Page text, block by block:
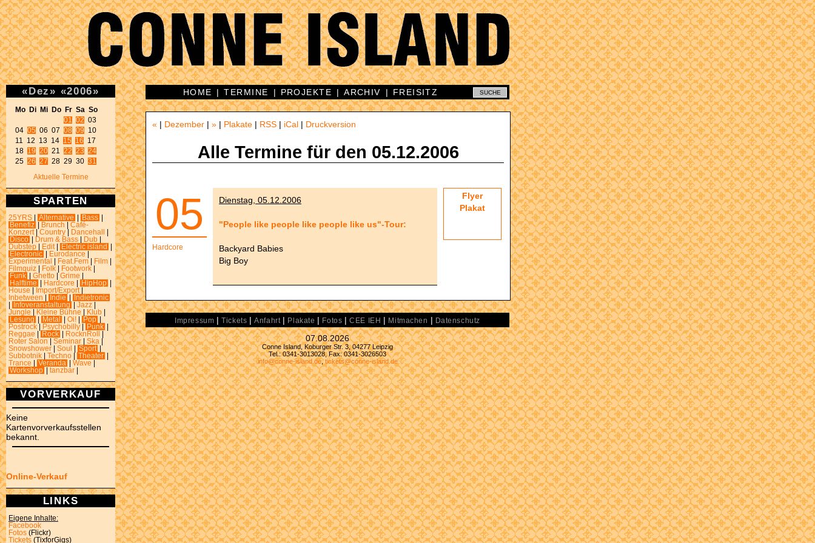
«Dez » «2006»
Mo Di Mi Do Fr Sa So
01
02 03
04 05 06 07 08 09 10
11 12 13 14 15 16 17
18 19 20 21 22 23 24
25 26 27 28 29 30 31
Aktuelle Termine
SPARTEN
25YRS Alternative Bass
Benefiz
Brunch
Café-
Konzert
Country Dancehall
Disco
Drum & Bass Dub
Dubstep
Edit Electric island
Electronic
Eurodance
Experimental
Feat.Fem Film
Filmquiz
Folk Footwork
Funk
Ghetto Grime
Halftime
Hardcore HipHop
House
Import/Export
Inbetween
Indie
Indietronic
Infoveranstaltung Jazz
Jungle
Kleine Bühne Klub
Lesung
Metal Oi! Pop
Postrock
Psychobilly Punk
Reggae
Rock RocknRoll
Roter Salon
Seminar Ska
Snowshower
Soul Sport
Subbotnik
Techno Theater
Trance
Veranda Wave
Workshop
tanzbar
VORVERKAUF
Keine
Kartenvorverkaufsstellen
bekannt.
Online-Verkauf
LINKS
Eigene Inhalte:
Facebook
Fotos (Flickr)
Tickets (TixforGigs)
HOME |TERMINE | PROJEKTE |ARCHIV | FREISITZ
« | Dezember | » | Plakate | RSS | iCal | Druckversion
Alle Termine für den 05.12.2006
05
Hardcore
Flyer
Plakat
Dienstag, 05.12.2006
"People like people like people like us"-Tour:
Backyard Babies
Big Boy
Impressum |Tickets |Anfahrt | Plakate | Fotos |CEE IEH | Mitmachen | Datenschutz
07.08.2026
Conne Island, Koburger Str. 3, 04277 Leipzig
Tel.: 0341-3013028, Fax: 0341-3026503
info@conne-island.de,tickets@conne-island.de